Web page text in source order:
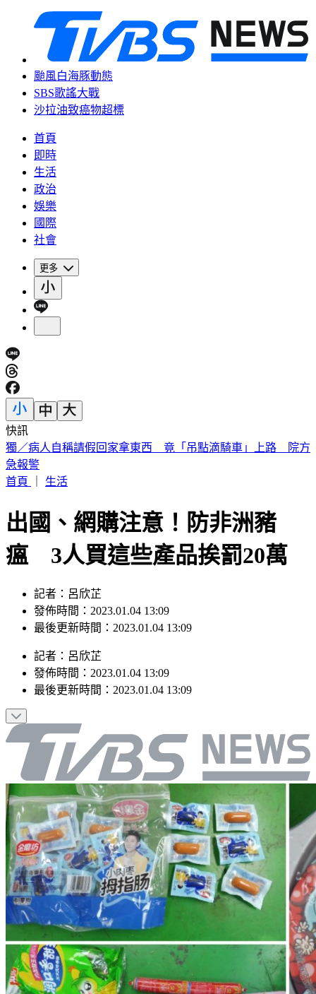
颱風白海豚動態
SBS歌謠大戰
沙拉油致癌物超標
首頁
即時
生活
政治
娛樂
國際
社會
更多
快訊
故宮南院小編爆紅！超有哏回覆連發 館方揭「神秘身分」
首頁｜
出國、網購注意！防非洲豬
瘟 3人買這些產品挨罰20萬
發佈時間：2023.01.04 13:09
最後更新時間：2023.01.04 13:09
發佈時間：2023.01.04 13:09
最後更新時間：2023.01.04 13:09